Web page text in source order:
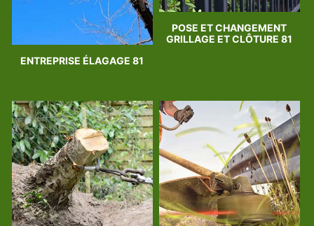
ENTREPRISE ÉLAGAGE 81
POSE ET CHANGEMENT
GRILLAGE ET CLÔTURE 81